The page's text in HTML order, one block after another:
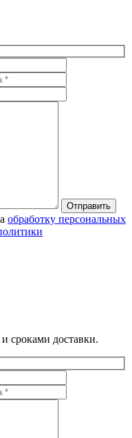
обработку персональных
сроками доставки.